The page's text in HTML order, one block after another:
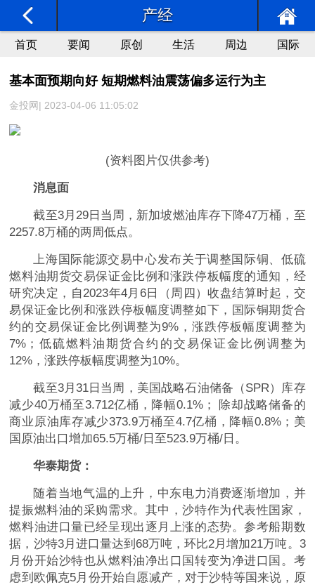
产经
首页 要闻 原创 生活 周边 国际
基本面预期向好 短期燃料油震荡偏多运行为主
金投网| 2023-04-06 11:05:02
(资料图片仅供参考)
消息面
截至3月29日当周，新加坡燃油库存下降47万桶，至
2257.8万桶的两周低点。
上海国际能源交易中心发布关于调整国际铜、低硫
燃料油期货交易保证金比例和涨跌停板幅度的通知，经
研究决定，自2023年4月6日（周四）收盘结算时起，交
易保证金比例和涨跌停板幅度调整如下，国际铜期货合
约的交易保证金比例调整为9%，涨跌停板幅度调整为
7%；低硫燃料油期货合约的交易保证金比例调整为
12%，涨跌停板幅度调整为10%。
截至3月31日当周，美国战略石油储备（SPR）库存
减少40万桶至3.712亿桶，降幅0.1%； 除却战略储备的
商业原油库存减少373.9万桶至4.7亿桶，降幅0.8%；美
国原油出口增加65.5万桶/日至523.9万桶/日。
华泰期货：
随着当地气温的上升，中东电力消费逐渐增加，并
提振燃料油的采购需求。其中，沙特作为代表性国家，
燃料油进口量已经呈现出逐月上涨的态势。参考船期数
据，沙特3月进口量达到68万吨，环比2月增加21万吨。3
月份开始沙特也从燃料油净出口国转变为净进口国。考
虑到欧佩克5月份开始自愿减产，对于沙特等国来说，原